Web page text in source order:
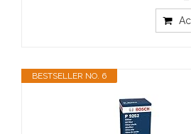
BESTSELLER NO. 6